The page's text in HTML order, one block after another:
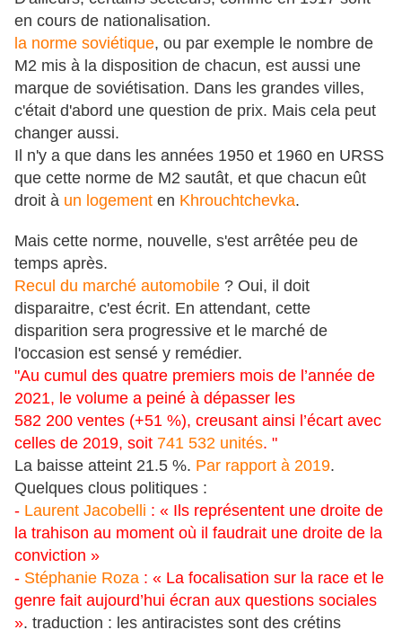
en cours de nationalisation.
la norme soviétique, ou par exemple le nombre de
M2 mis à la disposition de chacun, est aussi une
marque de soviétisation. Dans les grandes villes,
c'était d'abord une question de prix. Mais cela peut
changer aussi.
Il n'y a que dans les années 1950 et 1960 en URSS
que cette norme de M2 sautât, et que chacun eût
droit à un logement en Khrouchtchevka.
Mais cette norme, nouvelle, s'est arrêtée peu de
temps après.
Recul du marché automobile ? Oui, il doit
disparaitre, c'est écrit. En attendant, cette
disparition sera progressive et le marché de
l'occasion est sensé y remédier.
"Au cumul des quatre premiers mois de l’année de
2021, le volume a peiné à dépasser les
582 200 ventes (+51 %), creusant ainsi l’écart avec
celles de 2019, soit 741 532 unités. "
La baisse atteint 21.5 %. Par rapport à 2019.
Quelques clous politiques :
- Laurent Jacobelli : « Ils représentent une droite de
la trahison au moment où il faudrait une droite de la
conviction »
- Stéphanie Roza : « La focalisation sur la race et le
genre fait aujourd’hui écran aux questions sociales
». traduction : les antiracistes sont des crétins